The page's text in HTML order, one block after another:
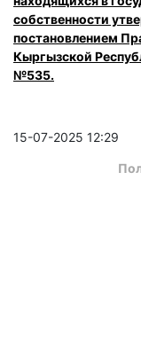
собственности
постановлением
Кыргызской
№535.
15-07-2025 12:29